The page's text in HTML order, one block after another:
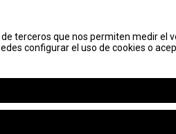
terceros que nos permiten medir el
configurar el uso de cookies o